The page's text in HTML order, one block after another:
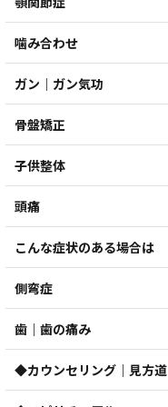
噛み合わせ
ガン｜ガン気功
骨盤矯正
子供整体
頭痛
こんな症状のある場合は
側弯症
歯｜歯の痛み
◆カウンセリング｜見方道